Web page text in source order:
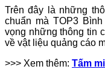
Trên đây là những
chuẩn mà TOP3
vọng những thông tin
về vật liệu quảng cáo
>>> Xem thêm: Tấm